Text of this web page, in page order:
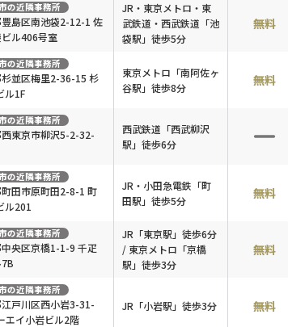
の近隣事務所
豊島区南池袋2-12-1 佐
ル406号室
JR・東京メトロ・東
武鉄道・西武鉄道「池
袋駅」徒歩5分
無料
の近隣事務所
杉並区梅里2-36-15 杉
ル1F
東京メトロ「南阿佐ヶ
谷駅」徒歩8分
無料
の近隣事務所
西東京市柳沢5-2-32-
西武鉄道「西武柳沢
駅」徒歩6分
の近隣事務所
町田市原町田2-8-1 町
ル201
JR・小田急電鉄「町
田駅」徒歩5分
無料
の近隣事務所
央区京橋1-1-9 千疋
JR「東京駅」徒歩6分
/ 東京メトロ「京橋
駅」徒歩3分
無料
の近隣事務所
戸川区西小岩3-31-
エイ小岩ビル2階
JR「小岩駅」徒歩3分 無料